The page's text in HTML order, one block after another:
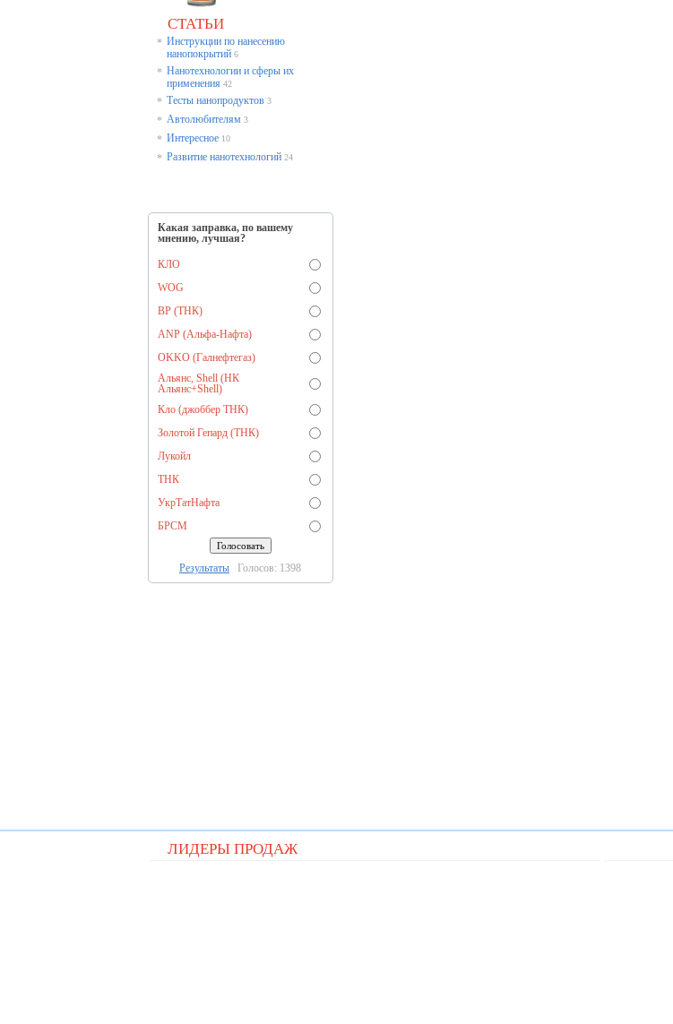
СТАТЬИ
* Инструкции по нанесению
нанопокрытий 6
* Нанотехнологии и сферы их
применения 42
* Тесты нанопродуктов 3
* Автолюбителям 3
* Интересное 10
* Развитие нанотехнологий 24
Какая заправка, по вашему
мнению, лучшая?
КЛО
WOG
BP (ТНК)
ANP (Альфа-Нафта)
OKKO (Галнефтегаз)
Альянс, Shell (НК
Альянс+Shell)
Кло (джоббер ТНК)
Золотой Гепард (ТНК)
Лукойл
ТНК
УкрТатНафта
БРСМ
Результаты Голосов: 1398
ЛИДЕРЫ ПРОДАЖ